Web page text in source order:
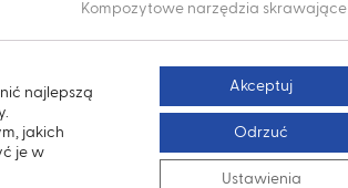
Kompozytowe narzędzia skrawające
najlepszą
jakich
je w
Akceptuj
Odrzuć
Ustawienia